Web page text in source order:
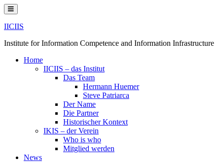
Skip
to
content
IICIIS
Institute for Information Competence and Information Infrastructure
Home
IICIIS – das Institut
Das Team
Hermann Huemer
Steve Patriarca
Der Name
Die Partner
Historischer Kontext
IKIS – der Verein
Who is who
Mitglied werden
News